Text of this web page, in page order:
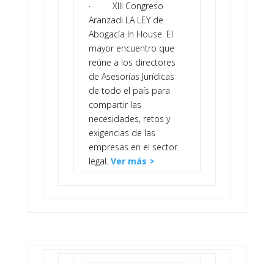
· XIII Congreso
Aranzadi LA LEY de
Abogacía In House. El
mayor encuentro que
reúne a los directores
de Asesorías Jurídicas
de todo el país para
compartir las
necesidades, retos y
exigencias de las
empresas en el sector
legal. Ver más >